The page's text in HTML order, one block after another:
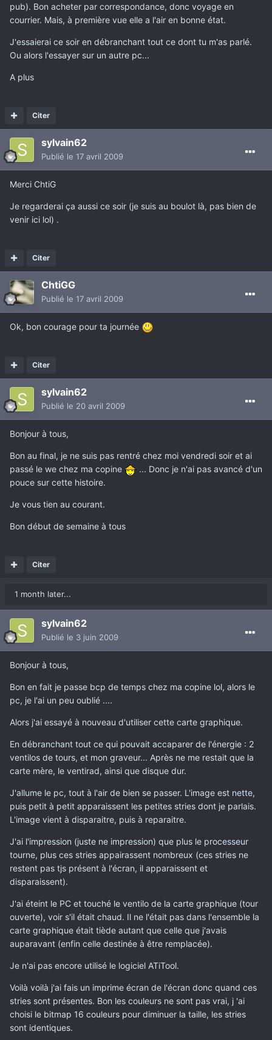
pub). Bon acheter par correspondance, donc voyage en
courrier. Mais, à première vue elle a l'air en bonne état.
J'essaierai ce soir en débranchant tout ce dont tu m'as parlé.
Ou alors l'essayer sur un autre pc...
A plus
Citer
sylvain62
Publié le 17 avril 2009
Merci ChtiG
Je regarderai ça aussi ce soir (je suis au boulot là, pas bien de
venir ici lol) .
Citer
ChtiGG
Publié le 17 avril 2009
Ok, bon courage pour ta journée
Citer
sylvain62
Publié le 20 avril 2009
Bonjour à tous,
Bon au final, je ne suis pas rentré chez moi vendredi soir et ai
passé le we chez ma copine
... Donc je n'ai pas avancé d'un
pouce sur cette histoire.
Je vous tien au courant.
Bon début de semaine à tous
Citer
1 month later...
sylvain62
Publié le 3 juin 2009
Bonjour à tous,
Bon en fait je passe bcp de temps chez ma copine lol, alors le
pc, je l'ai un peu oublié ....
Alors j'ai essayé à nouveau d'utiliser cette carte graphique.
En débranchant tout ce qui pouvait accaparer de l'énergie : 2
ventilos de tours, et mon graveur... Après ne me restait que la
carte mère, le ventirad, ainsi que disque dur.
J'allume le pc, tout à l'air de bien se passer. L'image est nette,
puis petit à petit apparaissent les petites stries dont je parlais.
L'image vient à disparaitre, puis à reparaitre.
J'ai l'impression (juste ne impression) que plus le processeur
tourne, plus ces stries appairassent nombreux (ces stries ne
restent pas tjs présent à l'écran, il apparaissent et
disparaissent).
J'ai éteint le PC et touché le ventilo de la carte graphique (tour
ouverte), voir s'il était chaud. Il ne l'était pas dans l'ensemble la
carte graphique était tiède autant que celle que j'avais
auparavant (enfin celle destinée à être remplacée).
Je n'ai pas encore utilisé le logiciel ATiTool.
Voilà voilà j'ai fais un imprime écran de l'écran donc quand ces
stries sont présentes. Bon les couleurs ne sont pas vrai, j 'ai
choisi le bitmap 16 couleurs pour diminuer la taille, les stries
sont identiques.